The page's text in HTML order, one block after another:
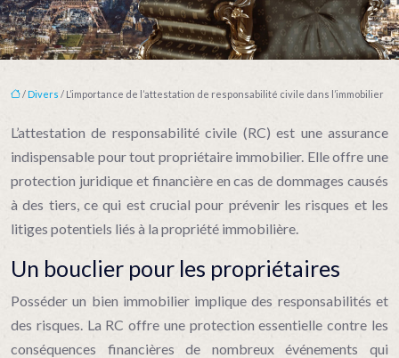
/Divers / L’importance de l’attestation de responsabilité civile dans l’immobilier
L’attestation de responsabilité civile (RC) est une assurance
indispensable pour tout propriétaire immobilier. Elle offre une
protection juridique et financière en cas de dommages causés
à des tiers, ce qui est crucial pour prévenir les risques et les
litiges potentiels liés à la propriété immobilière.
Un bouclier pour les propriétaires
Posséder un bien immobilier implique des responsabilités et
des risques. La RC offre une protection essentielle contre les
conséquences financières de nombreux événements qui